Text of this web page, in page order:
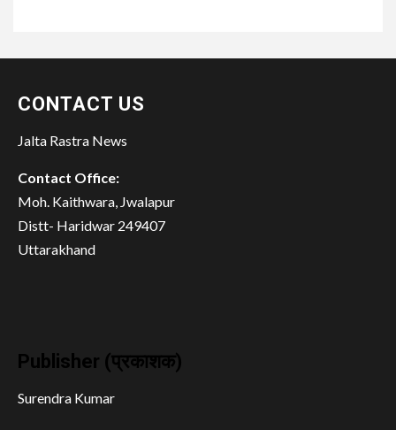
CONTACT US
Jalta Rastra News
Contact Office:
Moh. Kaithwara, Jwalapur
Distt- Haridwar 249407
Uttarakhand
Publisher (प्रकाशक)
Surendra Kumar